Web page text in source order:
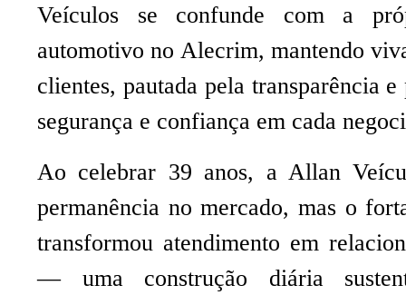
Veículos se confunde com a
automotivo no Alecrim, mantendo
clientes, pautada pela transparência
segurança e confiança em cada
Ao celebrar 39 anos, a Allan
permanência no mercado, mas o
transformou atendimento em
— uma construção diária